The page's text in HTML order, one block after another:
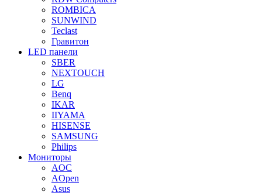
ROMBICA
SUNWIND
Teclast
Гравитон
LED панели
SBER
NEXTOUCH
LG
Benq
IKAR
IIYAMA
HISENSE
SAMSUNG
Philips
Мониторы
AOC
AOpen
Asus